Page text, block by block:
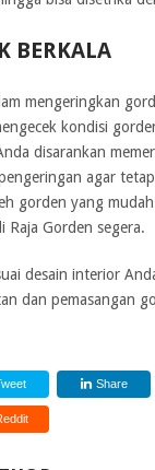
BERKALA
mengeringkan
kondisi
disarankan
agar
gorden yang
Raja Gorden segera.
desain interior
dan pemasangan
Share